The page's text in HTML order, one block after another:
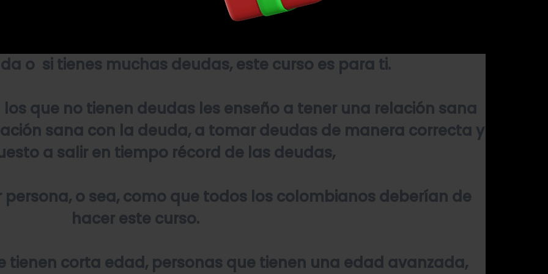
o si tienes muchas deudas, este curso es para ti.
que no tienen deudas les enseño a tener una relación sana
sana con la deuda, a tomar deudas de manera correcta y
a salir en tiempo récord de las deudas,
persona, o sea, como que todos los colombianos deberían de
hacer este curso.
tienen corta edad, personas que tienen una edad avanzada,